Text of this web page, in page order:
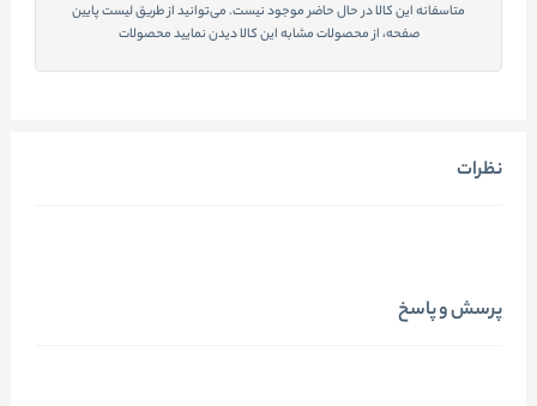
متاسفانه این کالا در حال حاضر موجود نیست. می‌توانید از طریق لیست پایین
صفحه، از محصولات مشابه این کالا دیدن نمایید محصولات
نظرات
پرسش و پاسخ